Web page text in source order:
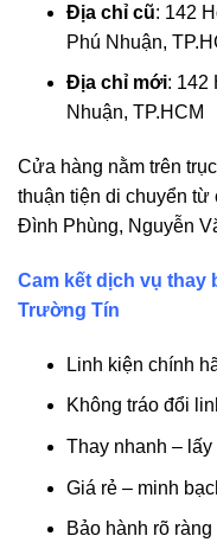
Địa chỉ cũ: 142
Phú Nhuận,
Địa chỉ mới: 142
Nhuận, TP.HCM
Cửa hàng nằm trên
thuận tiện di chuyển
Đình Phùng, Nguyễn
Cam kết dịch vụ thay
Trường Tín
Linh kiện chính
Không tráo đổi
Thay nhanh – lấy
Giá rẻ – minh
Bảo hành rõ ràng